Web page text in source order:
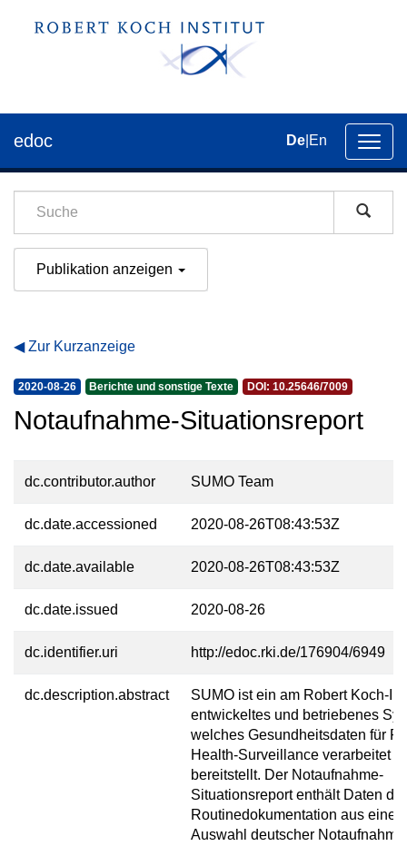
der
edoc De En
Publikation anzeigen
Zur Kurzanzeige
2020-08-26 Berichte und sonstige Texte DOI: 10.25646/7009
Notaufnahme-Situationsreport
dc.contributor.author SUMO Team
dc.date.accessioned 2020-08-26T08:43:53Z
dc.date.available 2020-08-26T08:43:53Z
dc.date.issued 2020-08-26
dc.identifier.uri http://edoc.rki.de/176904/6949
dc.description.abstract
SUMO ist ein am Robert Koch-
entwickeltes und betriebenes
welches Gesundheitsdaten für
Health-Surveillance verarbeitet
bereitstellt. Der Notaufnahme-
Situationsreport enthält Daten der
Routinedokumentation aus einer
Auswahl deutscher